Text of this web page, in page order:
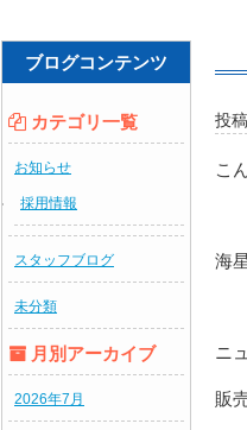
ブログコンテンツ
カテゴリ一覧
お知らせ
採用情報
スタッフブログ
未分類
月別アーカイブ
2026年7月
投
こ
海
ニ
販